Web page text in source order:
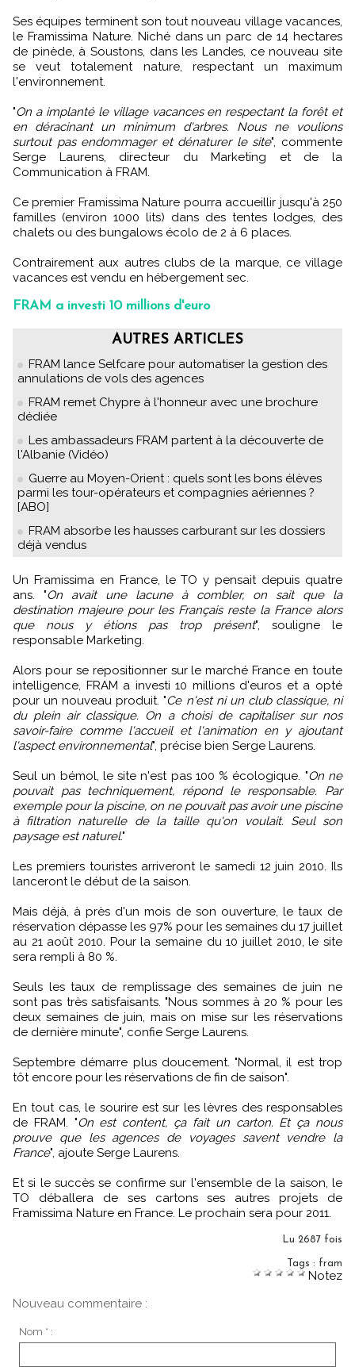
Ses équipes terminent son tout nouveau village vacances,
le Framissima Nature. Niché dans un parc de 14 hectares
de pinède, à Soustons, dans les Landes, ce nouveau site
se veut totalement nature, respectant un maximum
l'environnement.
"On a implanté le village vacances en respectant la forêt et
en déracinant un minimum d'arbres. Nous ne voulions
surtout pas endommager et dénaturer le site", commente
Serge Laurens, directeur du Marketing et de la
Communication à FRAM.
Ce premier Framissima Nature pourra accueillir jusqu'à 250
familles (environ 1000 lits) dans des tentes lodges, des
chalets ou des bungalows écolo de 2 à 6 places.
Contrairement aux autres clubs de la marque, ce village
vacances est vendu en hébergement sec.
FRAM a investi 10 millions d'euro
AUTRES ARTICLES
FRAM lance Selfcare pour automatiser la gestion des
annulations de vols des agences
FRAM remet Chypre à l'honneur avec une brochure
dédiée
Les ambassadeurs FRAM partent à la découverte de
l'Albanie (Vidéo)
Guerre au Moyen-Orient : quels sont les bons élèves
parmi les tour-opérateurs et compagnies aériennes ?
[ABO]
FRAM absorbe les hausses carburant sur les dossiers
déjà vendus
Un Framissima en France, le TO y pensait depuis quatre
ans. "On avait une lacune à combler, on sait que la
destination majeure pour les Français reste la France alors
que nous y étions pas trop présent", souligne le
responsable Marketing.
Alors pour se repositionner sur le marché France en toute
intelligence, FRAM a investi 10 millions d'euros et a opté
pour un nouveau produit. "Ce n'est ni un club classique, ni
du plein air classique. On a choisi de capitaliser sur nos
savoir-faire comme l'accueil et l'animation en y ajoutant
l'aspect environnemental", précise bien Serge Laurens.
Seul un bémol, le site n'est pas 100 % écologique. "On ne
pouvait pas techniquement, répond le responsable. Par
exemple pour la piscine, on ne pouvait pas avoir une piscine
à filtration naturelle de la taille qu'on voulait. Seul son
paysage est naturel."
Les premiers touristes arriveront le samedi 12 juin 2010. Ils
lanceront le début de la saison.
Mais déjà, à près d'un mois de son ouverture, le taux de
réservation dépasse les 97% pour les semaines du 17 juillet
au 21 août 2010. Pour la semaine du 10 juillet 2010, le site
sera rempli à 80 %.
Seuls les taux de remplissage des semaines de juin ne
sont pas très satisfaisants. "Nous sommes à 20 % pour les
deux semaines de juin, mais on mise sur les réservations
de dernière minute", confie Serge Laurens.
Septembre démarre plus doucement. "Normal, il est trop
tôt encore pour les réservations de fin de saison".
En tout cas, le sourire est sur les lèvres des responsables
de FRAM. "On est content, ça fait un carton. Et ça nous
prouve que les agences de voyages savent vendre la
France", ajoute Serge Laurens.
Et si le succès se confirme sur l'ensemble de la saison, le
TO déballera de ses cartons ses autres projets de
Framissima Nature en France. Le prochain sera pour 2011.
Lu 2687 fois
Tags : fram
Notez
Nouveau commentaire :
Nom * :